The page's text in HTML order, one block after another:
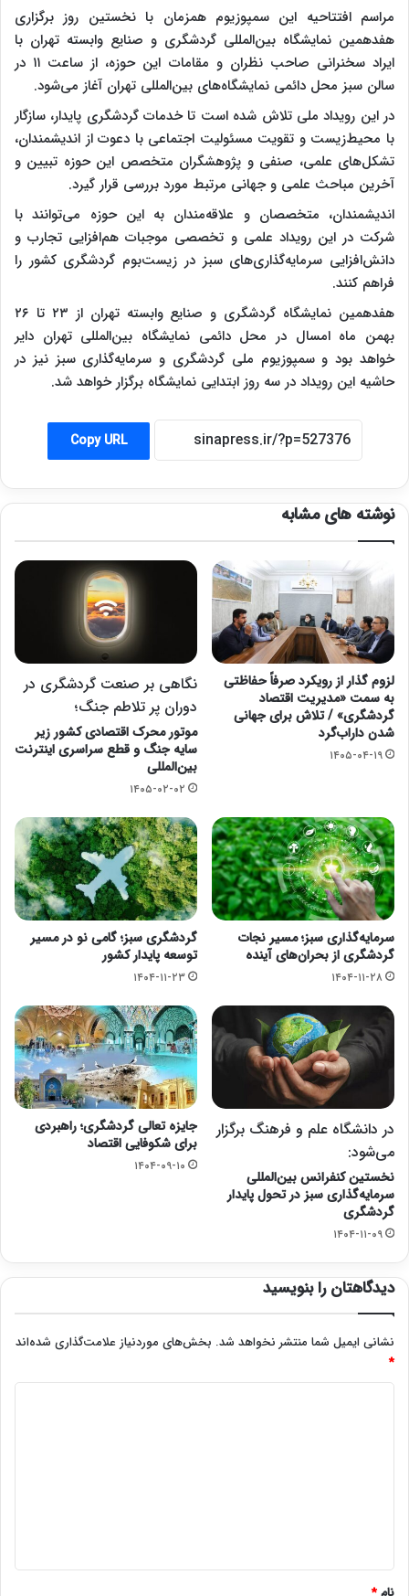
مراسم افتتاحیه این سمپوزیوم همزمان با نخستین روز برگزاری
هفدهمین نمایشگاه بین‌المللی گردشگری و صنایع وابسته تهران با
ایراد سخنرانی صاحب نظران و مقامات این حوزه، از ساعت ۱۱ در
سالن سبز محل دائمی نمایشگاه‌های بین‌المللی تهران آغاز می‌شود.
در این رویداد ملی تلاش شده است تا خدمات گردشگری پایدار، سازگار
با محیط‌زیست و تقویت مسئولیت اجتماعی با دعوت از اندیشمندان،
تشکل‌های علمی، صنفی و پژوهشگران متخصص این حوزه تبیین و
آخرین مباحث علمی و جهانی مرتبط مورد بررسی قرار گیرد.
اندیشمندان، متخصصان و علاقه‌مندان به این حوزه می‌توانند با
شرکت در این رویداد علمی و تخصصی موجبات هم‌افزایی تجارب و
دانش‌افزایی سرمایه‌گذاری‌های سبز در زیست‌بوم گردشگری کشور را
فراهم کنند.
هفدهمین نمایشگاه گردشگری و صنایع وابسته تهران از ۲۳ تا ۲۶
بهمن ماه امسال در محل دائمی نمایشگاه بین‌المللی تهران دایر
خواهد بود و سمپوزیوم ملی گردشگری و سرمایه‌گذاری سبز نیز در
حاشیه این رویداد در سه روز ابتدایی نمایشگاه برگزار خواهد شد.
Copy URL
نوشته های مشابه
لزوم گذار از رویکرد صرفاً حفاظتی
به سمت «مدیریت اقتصاد
گردشگری» / تلاش برای جهانی
شدن داراب‌گرد
۱۴۰۵-۰۴-۱۹
نگاهی بر صنعت گردشگری در
دوران پر تلاطم جنگ؛
موتور محرک اقتصادی کشور زیر
سایه جنگ و قطع سراسری اینترنت
بین‌المللی
۱۴۰۵-۰۲-۰۲
سرمایه‌گذاری سبز؛ مسیر نجات
گردشگری از بحران‌های آینده
۱۴۰۴-۱۱-۲۸
گردشگری سبز؛ گامی نو در مسیر
توسعه پایدار کشور
۱۴۰۴-۱۱-۲۳
در دانشگاه علم و فرهنگ برگزار
می‌شود:
نخستین کنفرانس بین‌المللی
سرمایه‌گذاری سبز در تحول پایدار
گردشگری
۱۴۰۴-۱۱-۰۹
جایزه تعالی گردشگری؛ راهبردی
برای شکوفایی اقتصاد
۱۴۰۴-۰۹-۱۰
دیدگاهتان را بنویسید
نشانی ایمیل شما منتشر نخواهد شد. بخش‌های موردنیاز علامت‌گذاری شده‌اند
*